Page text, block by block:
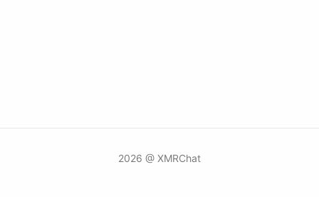
2026 @ XMRChat